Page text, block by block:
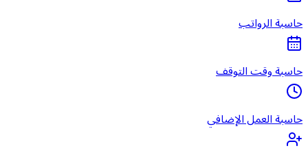
حاسبة الرواتب
حاسبة وقت التوقف
حاسبة العمل الإضافي